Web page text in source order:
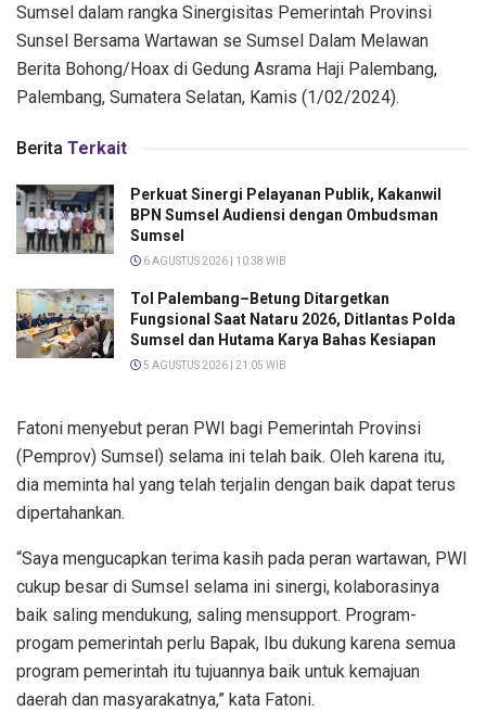
Sumsel dalam rangka Sinergisitas Pemerintah Provinsi
Sunsel Bersama Wartawan se Sumsel Dalam Melawan
Berita Bohong/Hoax di Gedung Asrama Haji Palembang,
Palembang, Sumatera Selatan, Kamis (1/02/2024).
Berita Terkait
Perkuat Sinergi Pelayanan Publik, Kakanwil
BPN Sumsel Audiensi dengan Ombudsman
Sumsel
6 AGUSTUS 2026 | 10:38 WIB
Tol Palembang–Betung Ditargetkan
Fungsional Saat Nataru 2026, Ditlantas Polda
Sumsel dan Hutama Karya Bahas Kesiapan
5 AGUSTUS 2026 | 21:05 WIB
Fatoni menyebut peran PWI bagi Pemerintah Provinsi
(Pemprov) Sumsel) selama ini telah baik. Oleh karena itu,
dia meminta hal yang telah terjalin dengan baik dapat terus
dipertahankan.
“Saya mengucapkan terima kasih pada peran wartawan, PWI
cukup besar di Sumsel selama ini sinergi, kolaborasinya
baik saling mendukung, saling mensupport. Program-
progam pemerintah perlu Bapak, Ibu dukung karena semua
program pemerintah itu tujuannya baik untuk kemajuan
daerah dan masyarakatnya,” kata Fatoni.